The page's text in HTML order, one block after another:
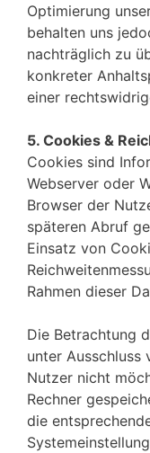
Optimierung
behalten uns
nachträglich zu
konkreter
einer
5. Cookies &
Cookies sind
Webserver oder
Browser der
späteren Abruf
Einsatz von
Rahmen dieser
Die Betrachtung
unter Ausschluss
Nutzer nicht
Rechner
die